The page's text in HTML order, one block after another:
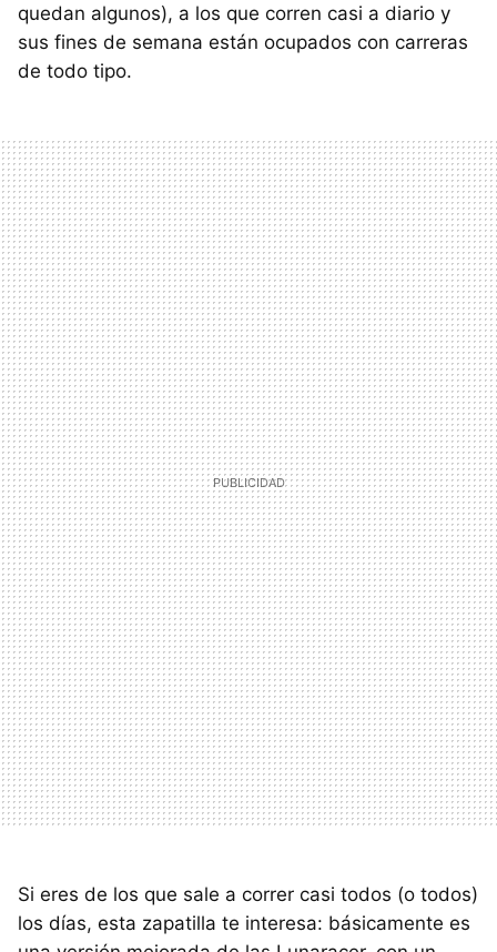
quedan algunos), a los que corren casi a diario y
sus fines de semana están ocupados con carreras
de todo tipo.
Si eres de los que sale a correr casi todos (o todos)
los días, esta zapatilla te interesa: básicamente es